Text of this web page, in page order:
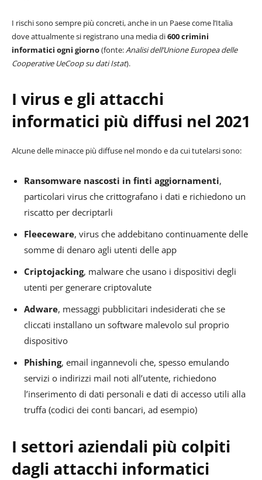
I rischi sono sempre più concreti, anche in un Paese come l’Italia
dove attualmente si registrano una media di600 crimini
informatici ogni giorno(fonte:Analisi dell’Unione Europea delle
Cooperative UeCoop su dati Istat).
I virus e gli attacchi
informatici più diffusi nel 2021
Alcune delle minacce più diffuse nel mondo e da cui tutelarsi sono:
Ransomware nascosti in finti aggiornamenti,
particolari virus che crittografano i dati e richiedono un
riscatto per decriptarli
Fleeceware, virus che addebitano continuamente delle
somme di denaro agli utenti delle app
Criptojacking, malware che usano i dispositivi degli
utenti per generare criptovalute
Adware, messaggi pubblicitari indesiderati che se
cliccati installano un software malevolo sul proprio
dispositivo
Phishing, email ingannevoli che, spesso emulando
servizi o indirizzi mail noti all’utente, richiedono
l’inserimento di dati personali e dati di accesso utili alla
truffa (codici dei conti bancari, ad esempio)
I settori aziendali più colpiti
dagli attacchi informatici